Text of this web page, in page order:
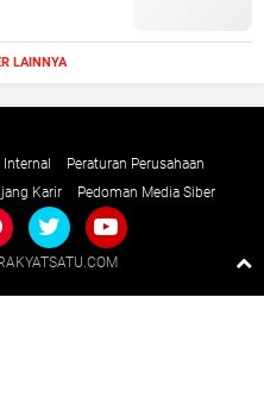
LAINNYA
Peraturan Perusahaan
Karir Pedoman Media Siber
Raushan